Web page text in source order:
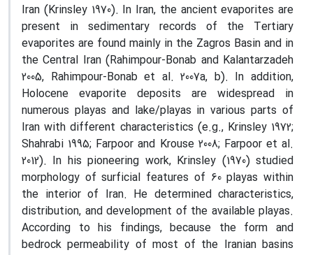
Iran (Krinsley 1970). In Iran, the ancient evaporites are
present in sedimentary records of the Tertiary
evaporites are found mainly in the Zagros Basin and in
the Central Iran (Rahimpour-Bonab and Kalantarzadeh
2005, Rahimpour-Bonab et al. 2007a, b). In addition,
Holocene evaporite deposits are widespread in
numerous playas and lake/playas in various parts of
Iran with different characteristics (e.g., Krinsley 1972;
Shahrabi 1995; Farpoor and Krouse 2008; Farpoor et al.
2012). In his pioneering work, Krinsley (1970) studied
morphology of surficial features of 60 playas within
the interior of Iran. He determined characteristics,
distribution, and development of the available playas.
According to his findings, because the form and
bedrock permeability of most of the Iranian basins